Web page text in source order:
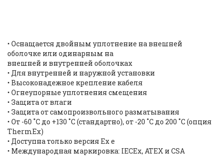
• Оснащается двойным уплотнение на внешней
оболочке или одинарным на
внешней и внутренней оболочках
• Для внутренней и наружной установки
• Высоконадежное крепление кабеля
• Огнеупорные уплотнения смещения
• Защита от влаги
• Защита от самопроизвольного разматывания
• От -60 ˚C до +130 ˚C(стандартно), от -20 ˚C до 200 ˚C(опция
ThermEx)
• Доступна только версия Ex e
• Международная маркировка: IECEx, ATEX и CSA